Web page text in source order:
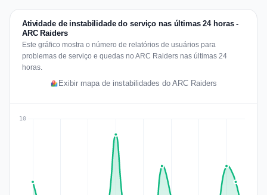
Atividade de instabilidade do serviço nas últimas 24 horas -
ARC Raiders
Este gráfico mostra o número de relatórios de usuários para
problemas de serviço e quedas no ARC Raiders nas últimas 24
horas.
Exibir mapa de instabilidades do ARC Raiders